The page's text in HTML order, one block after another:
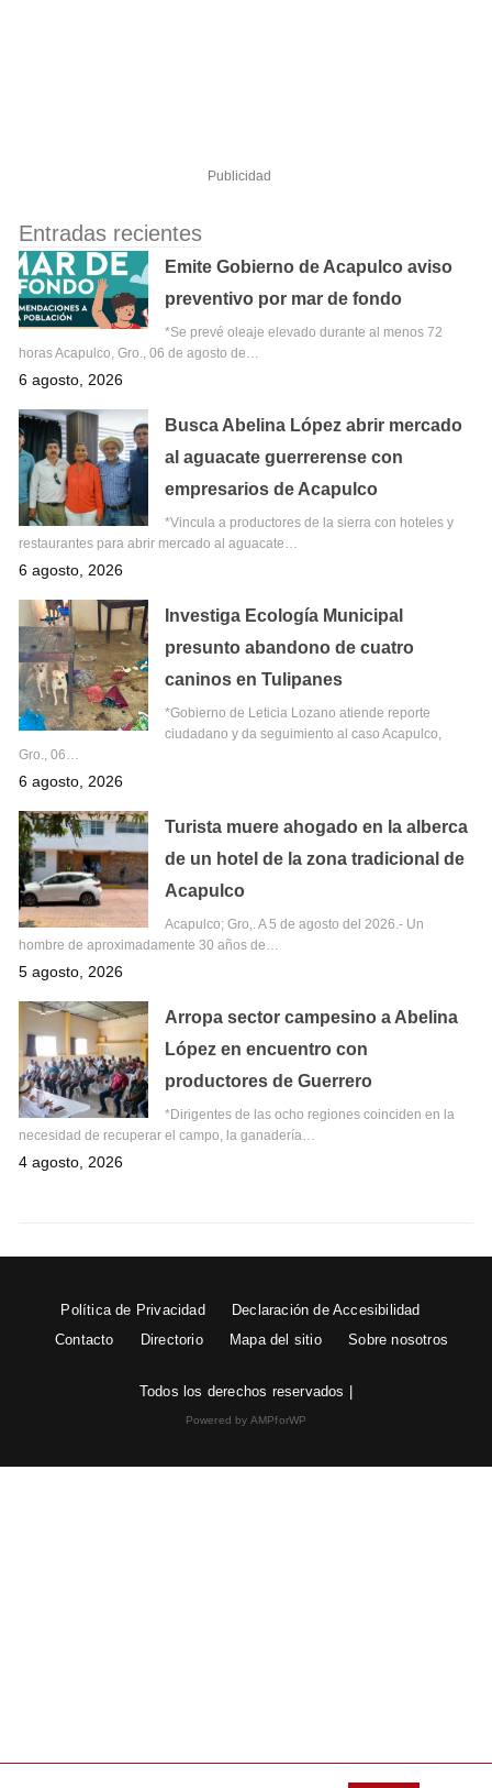
Publicidad
Entradas recientes
Emite Gobierno de Acapulco aviso
preventivo por mar de fondo
*Se prevé oleaje elevado durante al menos 72
horas Acapulco, Gro., 06 de agosto de…
6 agosto, 2026
Busca Abelina López abrir mercado
al aguacate guerrerense con
empresarios de Acapulco
*Vincula a productores de la sierra con hoteles y
restaurantes para abrir mercado al aguacate…
6 agosto, 2026
Investiga Ecología Municipal
presunto abandono de cuatro
caninos en Tulipanes
*Gobierno de Leticia Lozano atiende reporte
ciudadano y da seguimiento al caso Acapulco,
Gro., 06…
6 agosto, 2026
Turista muere ahogado en la alberca
de un hotel de la zona tradicional de
Acapulco
Acapulco; Gro,. A 5 de agosto del 2026.- Un
hombre de aproximadamente 30 años de…
5 agosto, 2026
Arropa sector campesino a Abelina
López en encuentro con
productores de Guerrero
*Dirigentes de las ocho regiones coinciden en la
necesidad de recuperar el campo, la ganadería…
4 agosto, 2026
Política de Privacidad
Declaración de Accesibilidad
Contacto
Directorio Mapa del sitio Sobre nosotros
Todos los derechos reservados |
Powered by AMPforWP